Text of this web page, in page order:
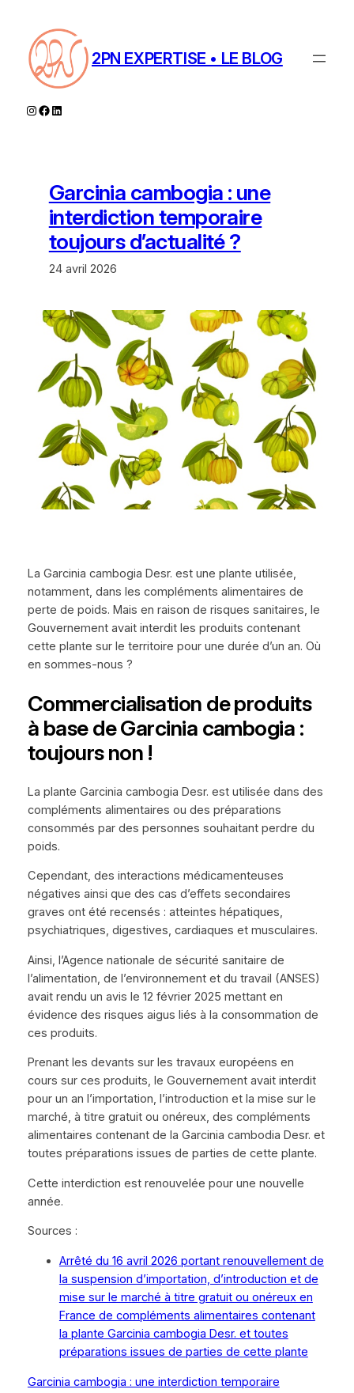
contenu
2PN EXPERTISE • LE BLOG
Instagram
Facebook
LinkedIn
Garcinia cambogia : une
interdiction temporaire
toujours d’actualité ?
24 avril 2026
La Garcinia cambogia Desr. est une plante utilisée,
notamment, dans les compléments alimentaires de
perte de poids. Mais en raison de risques sanitaires, le
Gouvernement avait interdit les produits contenant
cette plante sur le territoire pour une durée d’un an. Où
en sommes-nous ?
Commercialisation de produits
à base de Garcinia cambogia :
toujours non !
La plante Garcinia cambogia Desr. est utilisée dans des
compléments alimentaires ou des préparations
consommés par des personnes souhaitant perdre du
poids.
Cependant, des interactions médicamenteuses
négatives ainsi que des cas d’effets secondaires
graves ont été recensés : atteintes hépatiques,
psychiatriques, digestives, cardiaques et musculaires.
Ainsi, l’Agence nationale de sécurité sanitaire de
l’alimentation, de l’environnement et du travail (ANSES)
avait rendu un avis le 12 février 2025 mettant en
évidence des risques aigus liés à la consommation de
ces produits.
Prenant les devants sur les travaux européens en
cours sur ces produits, le Gouvernement avait interdit
pour un an l’importation, l’introduction et la mise sur le
marché, à titre gratuit ou onéreux, des compléments
alimentaires contenant de la Garcinia cambodia Desr. et
toutes préparations issues de parties de cette plante.
Cette interdiction est renouvelée pour une nouvelle
année.
Sources :
Arrêté du 16 avril 2026 portant renouvellement de
la suspension d’importation, d’introduction et de
mise sur le marché à titre gratuit ou onéreux en
France de compléments alimentaires contenant
la plante Garcinia cambogia Desr. et toutes
préparations issues de parties de cette plante
Garcinia cambogia : une interdiction temporaire